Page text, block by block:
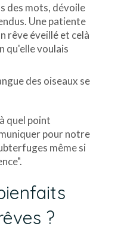
des mots, dévoile
Une patiente
rêve éveillé et celà
qu'elle voulais
des oiseaux se
quel point
pour notre
même si
?